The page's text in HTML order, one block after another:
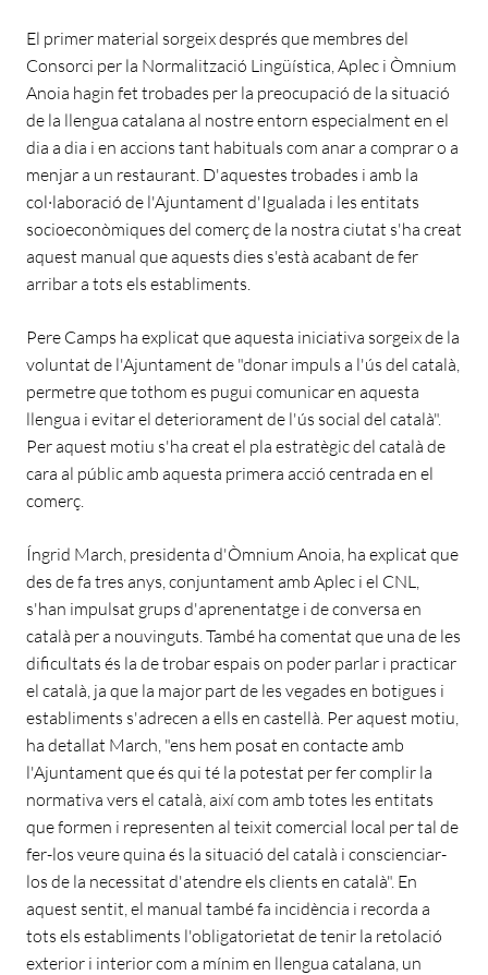
El primer material sorgeix després que membres del
Consorci per la Normalització Lingüística, Aplec i Òmnium
Anoia hagin fet trobades per la preocupació de la situació
de la llengua catalana al nostre entorn especialment en el
dia a dia i en accions tant habituals com anar a comprar o a
menjar a un restaurant. D'aquestes trobades i amb la
col·laboració de l'Ajuntament d'Igualada i les entitats
socioeconòmiques del comerç de la nostra ciutat s'ha creat
aquest manual que aquests dies s'està acabant de fer
arribar a tots els establiments.
Pere Camps ha explicat que aquesta iniciativa sorgeix de la
voluntat de l'Ajuntament de "donar impuls a l'ús del català,
permetre que tothom es pugui comunicar en aquesta
llengua i evitar el deteriorament de l'ús social del català".
Per aquest motiu s'ha creat el pla estratègic del català de
cara al públic amb aquesta primera acció centrada en el
comerç.
Íngrid March, presidenta d'Òmnium Anoia, ha explicat que
des de fa tres anys, conjuntament amb Aplec i el CNL,
s'han impulsat grups d'aprenentatge i de conversa en
català per a nouvinguts. També ha comentat que una de les
dificultats és la de trobar espais on poder parlar i practicar
el català, ja que la major part de les vegades en botigues i
establiments s'adrecen a ells en castellà. Per aquest motiu,
ha detallat March, "ens hem posat en contacte amb
l'Ajuntament que és qui té la potestat per fer complir la
normativa vers el català, així com amb totes les entitats
que formen i representen al teixit comercial local per tal de
fer-los veure quina és la situació del català i conscienciar-
los de la necessitat d'atendre els clients en català". En
aquest sentit, el manual també fa incidència i recorda a
tots els establiments l'obligatorietat de tenir la retolació
exterior i interior com a mínim en llengua catalana, un